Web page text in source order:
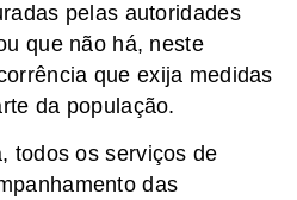
pelas autoridades
que não há, neste
que exija medidas
da população.
todos os serviços de
das